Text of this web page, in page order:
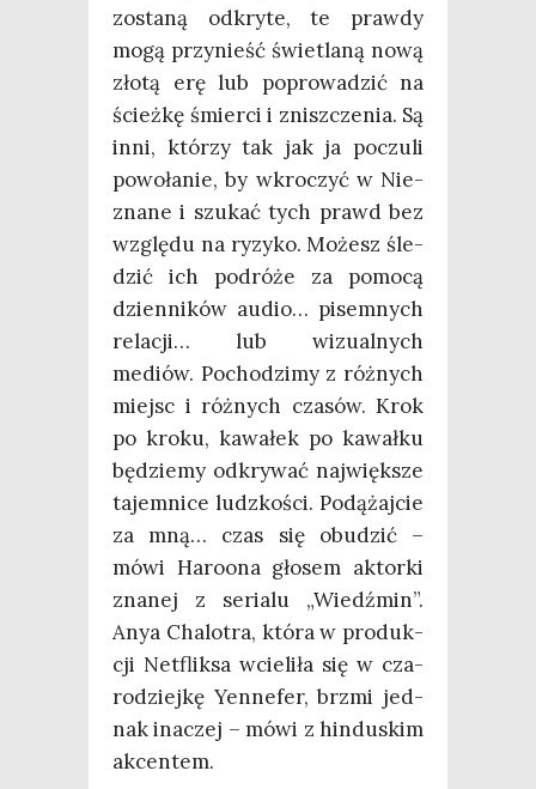
zosta­ną odkry­te, te praw­dy
mogą przy­nieść świe­tla­ną nową
zło­tą erę lub popro­wa­dzić na
ścież­kę śmier­ci i znisz­cze­nia. Są
inni, któ­rzy tak jak ja poczu­li
powo­ła­nie, by wkro­czyć w Nie­
zna­ne i szu­kać tych prawd bez
wzglę­du na ryzy­ko. Możesz śle­
dzić ich podró­że za pomo­cą
dzien­ni­ków audio… pisem­nych
rela­cji… lub wizu­al­nych
mediów. Pocho­dzi­my z róż­nych
miejsc i róż­nych cza­sów. Krok
po kro­ku, kawa­łek po kawał­ku
będzie­my odkry­wać naj­więk­sze
tajem­ni­ce ludz­ko­ści. Podą­żaj­cie
za mną… czas się obu­dzić –
mówi Haro­ona gło­sem aktor­ki
zna­nej z seria­lu „Wiedź­min”.
Anya Cha­lo­tra, któ­ra w pro­duk­
cji Net­flik­sa wcie­li­ła się w cza­
ro­dziej­kę Yen­ne­fer, brzmi jed­
nak ina­czej – mówi z hin­du­skim
akcentem.